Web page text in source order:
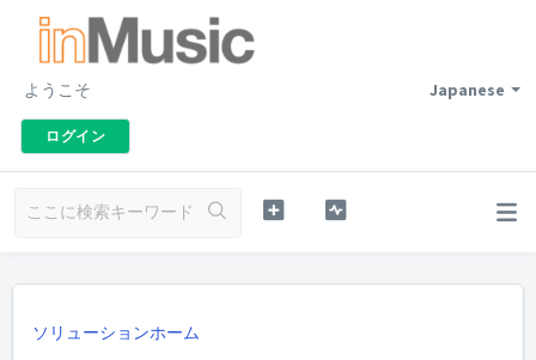
Japanese
ようこそ
ログイン
ソリューションホーム